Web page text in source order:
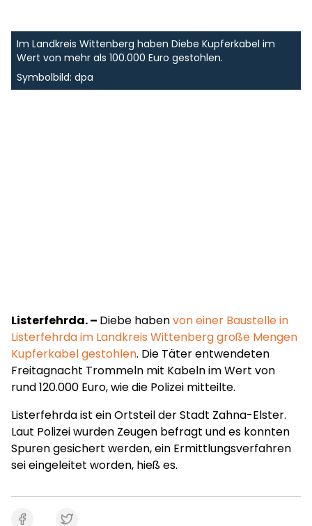
Im Landkreis Wittenberg haben Diebe Kupferkabel im
Wert von mehr als 100.000 Euro gestohlen.
Symbolbild: dpa
Listerfehrda. – Diebe habenvon einer Baustelle in
Listerfehrda im Landkreis Wittenberg große Mengen
Kupferkabel gestohlen. Die Täter entwendeten
Freitagnacht Trommeln mit Kabeln im Wert von
rund 120.000 Euro, wie die Polizei mitteilte.
Listerfehrda ist ein Ortsteil der Stadt Zahna-Elster.
Laut Polizei wurden Zeugen befragt und es konnten
Spuren gesichert werden, ein Ermittlungsverfahren
sei eingeleitet worden, hieß es.